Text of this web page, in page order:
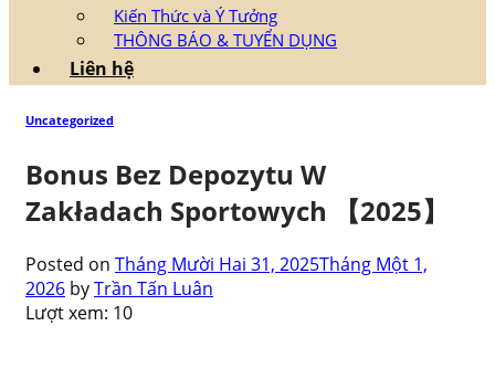
Kiến Thức và Ý Tưởng
THÔNG BÁO & TUYỂN DỤNG
Liên hệ
Uncategorized
Bonus Bez Depozytu W
Zakładach Sportowych 【2025】
Posted on Tháng Mười Hai 31, 2025Tháng Một 1,
2026 byTrần Tấn Luân
Lượt xem: 10